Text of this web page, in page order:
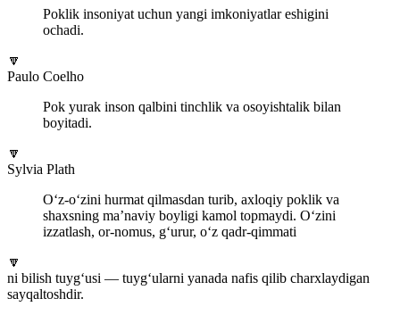
Poklik insoniyat uchun yangi imkoniyatlar eshigini
ochadi.
🔽
Paulo Coelho
Pok yurak inson qalbini tinchlik va osoyishtalik bilan
boyitadi.
🔽
Sylvia Plath
O‘z-o‘zini hurmat qilmasdan turib, axloqiy poklik va
shaxsning ma’naviy boyligi kamol topmaydi. O‘zini
izzatlash, or-nomus, g‘urur, o‘z qadr-qimmati
🔽
ni bilish tuyg‘usi — tuyg‘ularni yanada nafis qilib charxlaydigan
sayqaltoshdir.